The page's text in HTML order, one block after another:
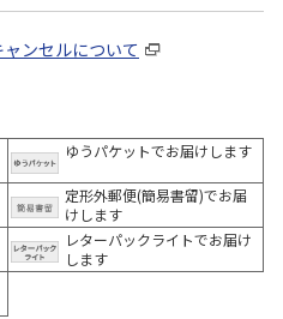
ンセルについて
ゆうパケットでお届けします
定形外郵便(簡易書留)でお届
けします
レターパックライトでお届け
します